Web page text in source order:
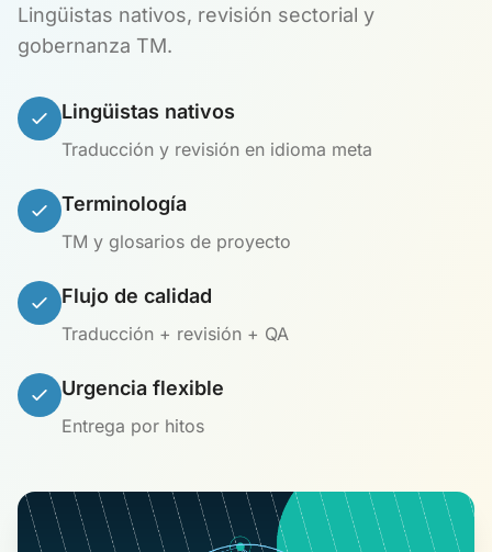
Lingüistas nativos, revisión sectorial y
gobernanza TM.
Lingüistas nativos
Traducción y revisión en idioma meta
Terminología
TM y glosarios de proyecto
Flujo de calidad
Traducción + revisión + QA
Urgencia flexible
Entrega por hitos